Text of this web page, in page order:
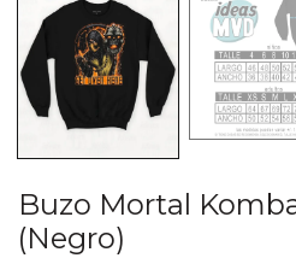
Buzo Mortal
(Negro)